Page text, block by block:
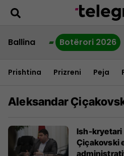
Ballina Botërori 2026
Prishtina Prizreni Peja
Aleksandar
Ish-kryetari
Çiçakovski